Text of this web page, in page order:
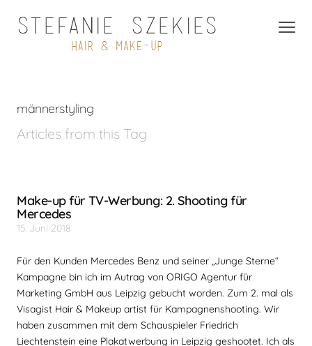
männerstyling
Articles from this Tag
Make-up für TV-Werbung: 2. Shooting für
Mercedes
15. Juni 2018
Für den Kunden Mercedes Benz und seiner „Junge Sterne“
Kampagne bin ich im Autrag von ORIGO Agentur für
Marketing GmbH aus Leipzig gebucht worden. Zum 2. mal als
Visagist Hair & Makeup artist für Kampagnenshooting. Wir
haben zusammen mit dem Schauspieler Friedrich
Liechtenstein eine Plakatwerbung in Leipzig geshootet. Ich als